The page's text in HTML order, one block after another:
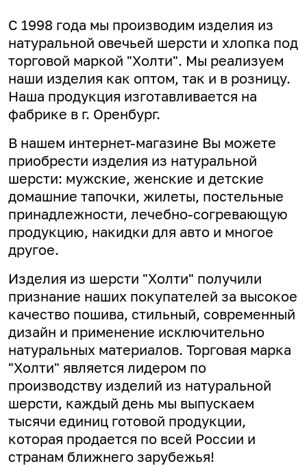
С 1998 года мы производим изделия из
натуральной овечьей шерсти и хлопка под
торговой маркой "Холти". Мы реализуем
наши изделия как оптом, так и в розницу.
Наша продукция изготавливается на
фабрике в г. Оренбург.
В нашем интернет-магазине Вы можете
приобрести изделия из натуральной
шерсти: мужские, женские и детские
домашние тапочки, жилеты, постельные
принадлежности, лечебно-согревающую
продукцию, накидки для авто и многое
другое.
Изделия из шерсти "Холти" получили
признание наших покупателей за высокое
качество пошива, стильный, современный
дизайн и применение исключительно
натуральных материалов. Торговая марка
"Холти" является лидером по
производству изделий из натуральной
шерсти, каждый день мы выпускаем
тысячи единиц готовой продукции,
которая продается по всей России и
странам ближнего зарубежья!